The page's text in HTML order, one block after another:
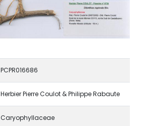
PCPR016686
Herbier Pierre Coulot & Philippe Rabaute
Caryophyllaceae